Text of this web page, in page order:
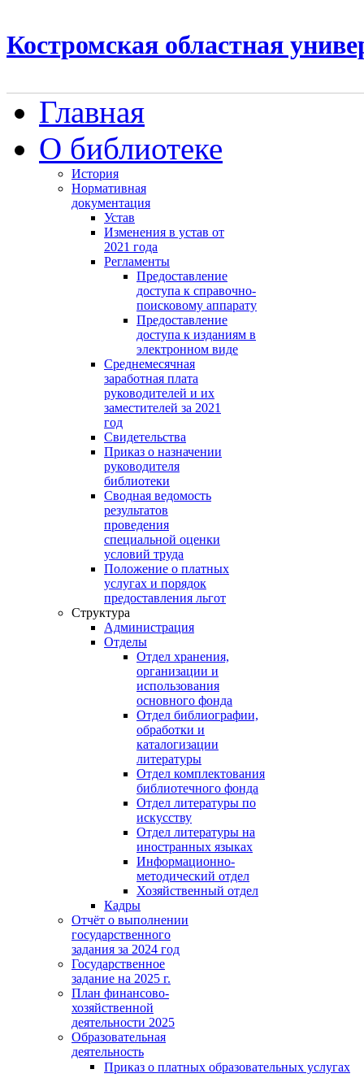
Костромская областная
Главная
О библиотеке
История
Нормативная
документация
Устав
Изменения в устав от
2021 года
Регламенты
Предоставление
доступа к справочно-
поисковому аппарату
Предоставление
доступа к изданиям в
электронном виде
Среднемесячная
заработная плата
руководителей и их
заместителей за 2021
год
Свидетельства
Приказ о назначении
руководителя
библиотеки
Сводная ведомость
результатов
проведения
специальной оценки
условий труда
Положение о платных
услугах и порядок
предоставления льгот
Структура
Администрация
Отделы
Отдел хранения,
организации и
использования
основного фонда
Отдел библиографии,
обработки и
каталогизации
литературы
Отдел комплектования
библиотечного фонда
Отдел литературы по
искусству
Отдел литературы на
иностранных языках
Информационно-
методический отдел
Хозяйственный отдел
Кадры
Отчёт о выполнении
государственного
задания за 2024 год
Государственное
задание на 2025 г.
План финансово-
хозяйственной
деятельности 2025
Образовательная
деятельность
Приказ о платных образовательных услугах